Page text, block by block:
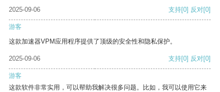
2025-09-06
支持[0] 反对[0]
游客
这款加速器VPM应用程序提供了顶级的安全性和隐私保护。
2025-09-06 支持[0] 反对[0]
游客
这款软件非常实用，可以帮助我解决很多问题。比如，我可以使用它来